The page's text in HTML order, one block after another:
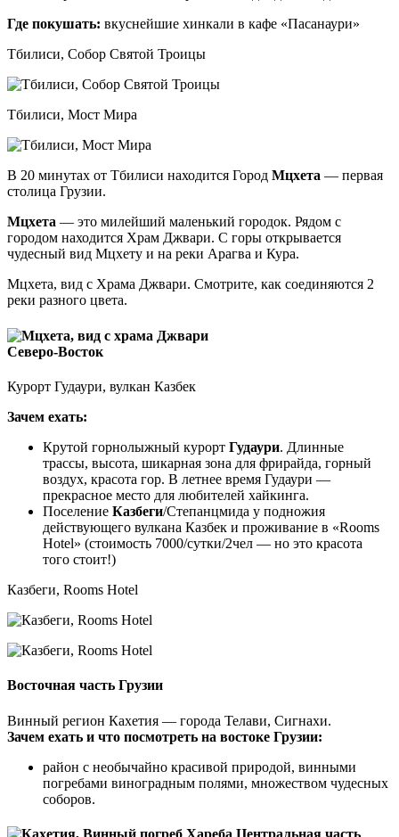
Где покушать: вкуснейшие хинкали в кафе «Пасанаури»
Тбилиси, Собор Святой Троицы
Тбилиси, Мост Мира
В 20 минутах от Тбилиси находится Город Мцхета — первая
столица Грузии.
Мцхета — это милейший маленький городок. Рядом с
городом находится Храм Джвари. С горы открывается
чудесный вид Мцхету и на реки Арагва и Кура.
Мцхета, вид с Храма Джвари. Смотрите, как соединяются 2
реки разного цвета.
Cеверо-Восток
Курорт Гудаури, вулкан Казбек
Зачем ехать:
Крутой горнолыжный курорт Гудаури. Длинные
трассы, высота, шикарная зона для фрирайда, горный
воздух, красота гор. В летнее время Гудаури —
прекрасное место для любителей хайкинга.
Поселение Казбеги/Степанцмида у подножия
действующего вулкана Казбек и проживание в «Rooms
Hotel» (стоимость 7000/сутки/2чел — но это красота
того стоит!)
Казбеги, Rooms Hotel
Восточная часть Грузии
Винный регион Кахетия — города Телави, Сигнахи.
Зачем ехать и что посмотреть на востоке Грузии:
район с необычайно красивой природой, винными
погребами виноградным полями, множеством чудесных
соборов.
Центральная часть